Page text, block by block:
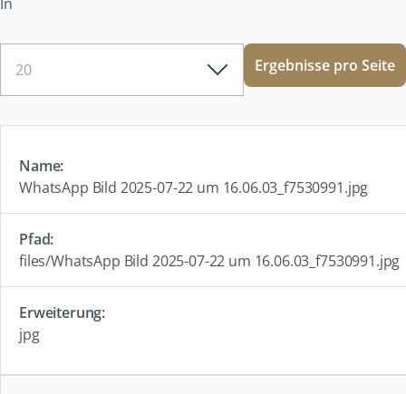
pro
Ergebnisse pro Seite
WhatsApp Bild 2025-07-22 um 16.06.03_f7530991.jpg
files/WhatsApp Bild 2025-07-22 um 16.06.03_f7530991.jpg
jpg